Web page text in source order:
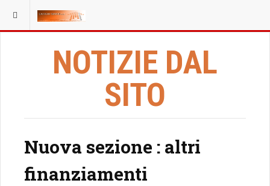
NOTIZIE DAL
SITO
Nuova sezione : altri
finanziamenti